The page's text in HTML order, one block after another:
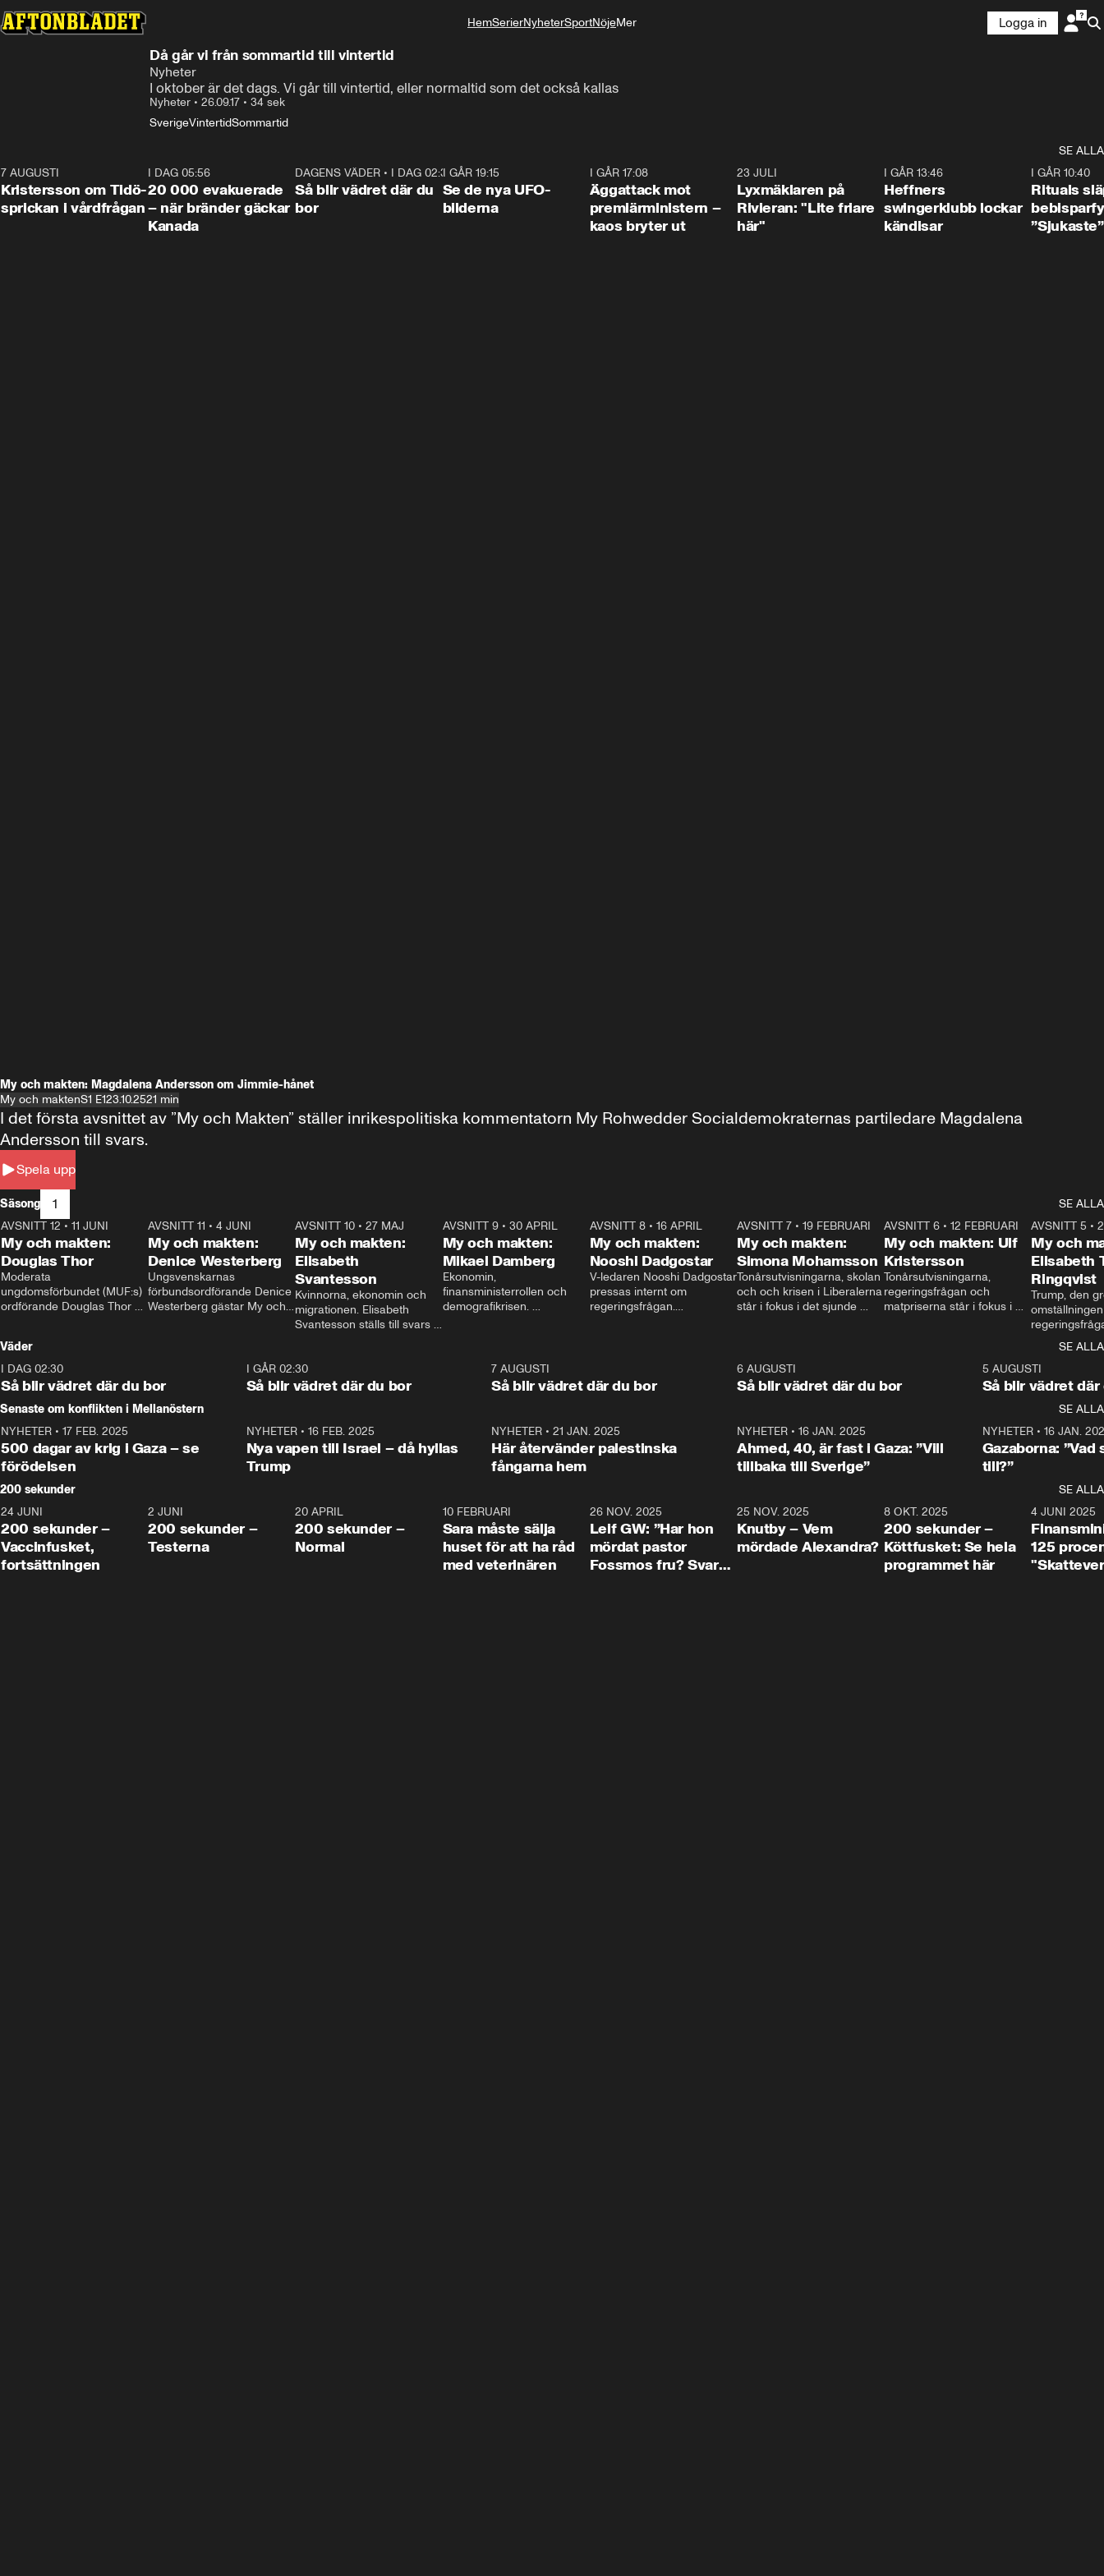
HemSerierNyheterSportNöjeMer
Logga in
Då går vi från sommartid till vintertid
Nyheter
I oktober är det dags. Vi går till vintertid, eller normaltid som det också kallas
Nyheter • 26.09.17 • 34 sek
SverigeVintertidSommartid
SE ALLA
7 AUGUSTI
Kristersson om Tidö-
sprickan i vårdfrågan
I DAG 05:56
20 000 evakuerade
– när bränder gäckar
Kanada
1:06
DAGENS VÄDER • I DAG 02:30
Så blir vädret där du
bor
I GÅR 19:15
Se de nya UFO-
bilderna
I GÅR 17:08
Äggattack mot
premiärministern –
kaos bryter ut
23 JULI
Lyxmäklaren på
Rivieran: "Lite friare
här"
I GÅR 13:46
Heffners
swingerklubb lockar
kändisar
I GÅR 10:40
Rituals
”Sjukaste”
My och makten: Magdalena Andersson om Jimmie-hånet
My och maktenS1 E123.10.2521 min
Spela upp
I det första avsnittet av ”My och Makten” ställer inrikespolitiska kommentatorn My Rohwedder Socialdemokraternas partiledare Magdalena
Andersson till svars.
Säsong 1
SE ALLA
26:27
AVSNITT 12 • 11 JUNI
My och makten:
Douglas Thor
Moderata
ungdomsförbundet (MUF:s)
ordförande Douglas Thor
tonårsutvisningarna och hur
Moderaterna ska locka
väljare till valet i höst.
23:40
AVSNITT 11 •4 JUNI
My och makten:
Denice Westerberg
Ungsvenskarnas
förbundsordförande Denice
Westerberg gästar My och
AVSNITT 10 •27 MAJ
My och makten:
Elisabeth
Svantesson
Kvinnorna, ekonomin och
migrationen. Elisabeth
Svantesson ställs till svars
AVSNITT 9• 30 APRIL
My och makten:
Mikael Damberg
Ekonomin,
finansministerrollen och
demografikrisen.
och Makten.
AVSNITT 8• 16 APRIL
My och makten:
Nooshi Dadgostar
V-ledaren Nooshi Dadgostar
pressas internt om
regeringsfrågan.
– Vi ställer upp i val. Ska vi
vara med så sitter vi förstås
24:30
AVSNITT 7• 19 FEBRUARI
My och makten:
Simona Mohamsson
Tonårsutvisningarna, skolan
och och krisen i Liberalerna
står i fokus i det sjunde
kommentator My
Rohwedder ställer
utbildnings- och
Mohamsson till svars.
27:30
AVSNITT 6 •12 FEBRUARI
My och makten: Ulf
Kristersson
Tonårsutvisningarna,
regeringsfrågan och
matpriserna står i fokus i
Rohwedder ställer
statsminister Ulf Kristersson
AVSNITT 5 •
My och
Elisabeth
Ringqvist
Trump, den
centrum i
avsnittet av
Makten”. Se
Aftonbladets
Rohwedder
Thand Ring
Väder
SE ALLA
I DAG 02:30
Så blir vädret där du bor
1:06
I GÅR 02:30
Så blir vädret där du bor
7 AUGUSTI
Så blir vädret där du bor
6 AUGUSTI
Så blir vädret där du bor
5 AUGUSTI
Så blir vädret där
Senaste om konflikten i Mellanöstern
SE ALLA
NYHETER • 17 FEB. 2025
500 dagar av krig i Gaza – se
förödelsen
NYHETER• 16 FEB. 2025
Nya vapen till Israel – då hyllas
Trump
NYHETER •21 JAN. 2025
Här återvänder palestinska
fångarna hem
NYHETER• 16 JAN. 2025
Ahmed, 40, är fast i Gaza: ”Vill
tillbaka till Sverige”
NYHETER• 16 JAN.
Gazaborna:
till?”
200 sekunder
SE ALLA
5:00
24 JUNI
200 sekunder –
Vaccinfusket,
fortsättningen
4:23
2 JUNI
200 sekunder –
Testerna
20 APRIL
200 sekunder –
Normal
10 FEBRUARI
Sara måste sälja
huset för att ha råd
med veterinären
26 NOV. 2025
Leif GW: ”Har hon
mördat pastor
Fossmos fru? Svar
31:05
25 NOV. 2025
Knutby – Vem
mördade Alexandra?
4:29
8 OKT. 2025
200 sekunder –
Köttfusket: Se hela
programmet här
4 JUNI 2025
125